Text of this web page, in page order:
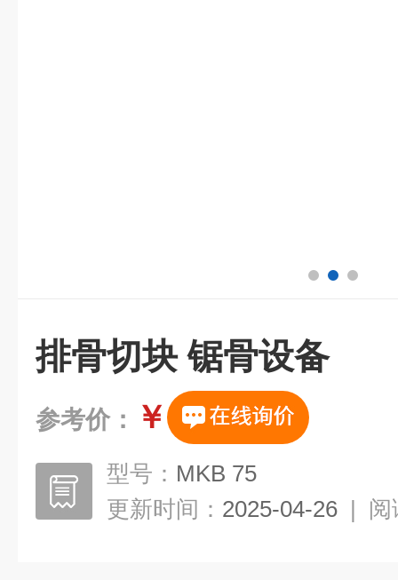
排骨切块 锯骨设备
参考价： ￥
型号： MKB 75
更新时间： 2025-04-26 | 阅